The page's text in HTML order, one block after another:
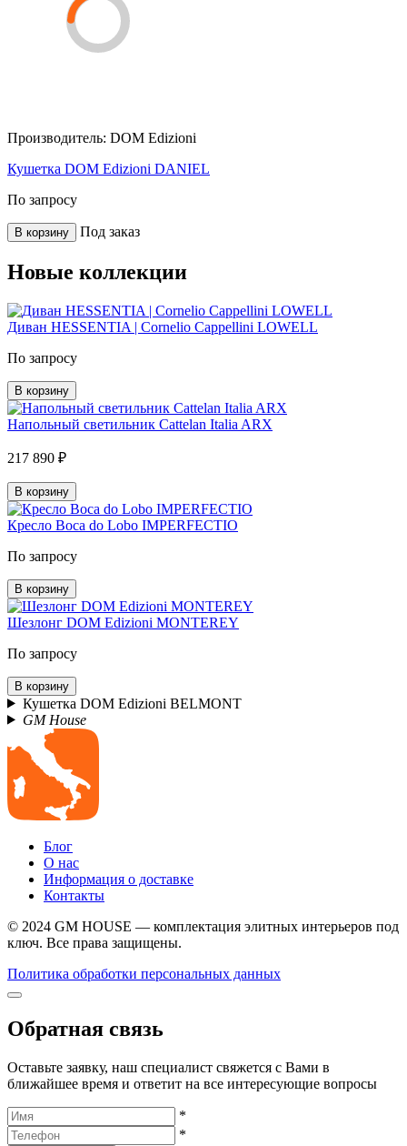
Производитель: DOM Edizioni
Кушетка DOM Edizioni DANIEL
По запросу
В корзину Под заказ
Новые коллекции
Диван HESSENTIA | Cornelio Cappellini LOWELL
По запросу
В корзину
Напольный светильник Cattelan Italia ARX
217 890 ₽
В корзину
Кресло Boca do Lobo IMPERFECTIO
По запросу
В корзину
Шезлонг DOM Edizioni MONTEREY
По запросу
В корзину
Кушетка DOM Edizioni BELMONT
GM House
Блог
О нас
Информация о доставке
Контакты
© 2024 GM HOUSE — комплектация элитных интерьеров под
ключ. Все права защищены.
Политика обработки персональных данных
Обратная связь
Оставьте заявку, наш специалист свяжется с Вами в
ближайшее время и ответит на все интересующие вопросы
*
*